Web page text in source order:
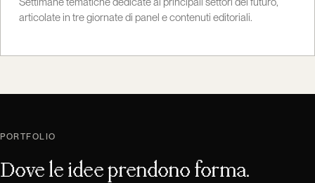
articolate in tre giornate di panel e contenuti editoriali.
PORTFOLIO
Dove le idee prendono forma.